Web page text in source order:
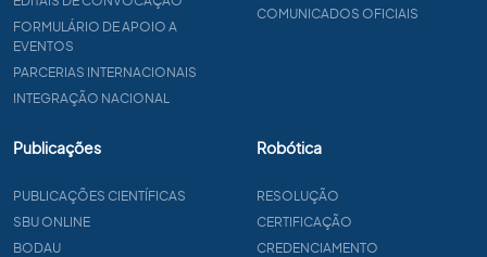
FORMULÁRIO DE APOIO A
EVENTOS
PARCERIAS INTERNACIONAIS
INTEGRAÇÃO NACIONAL
COMUNICADOS OFICIAIS
Publicações
PUBLICAÇÕES CIENTÍFICAS
SBU ONLINE
BODAU
Robótica
RESOLUÇÃO
CERTIFICAÇÃO
CREDENCIAMENTO